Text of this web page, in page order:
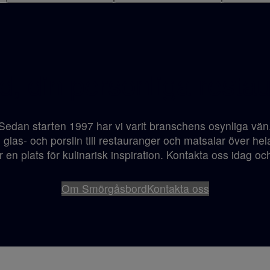
starten 1997 har vi varit branschens osynliga
och porslin till restauranger och matsalar över
plats för kulinarisk inspiration. Kontakta oss idag
Om SmörgåsbordKontakta oss